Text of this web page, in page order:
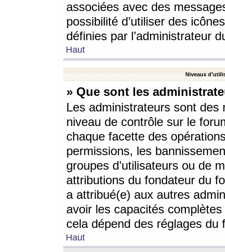
associées avec des
possibilité d’utiliser des
définies par l’administrateur
Haut
Niveaux
» Que sont les
Les administrateurs sont
niveau de contrôle sur le
chaque facette des
permissions, les
groupes d’utilisateurs ou de
attributions du fondateur du
a attribué(e) aux autres
avoir les capacités
cela dépend des réglages du
Haut